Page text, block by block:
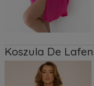
Koszula De